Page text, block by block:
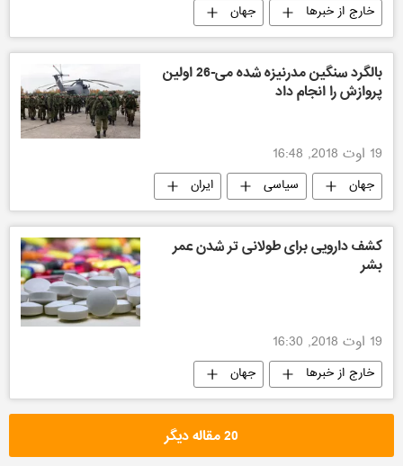
خارج از خبرها جهان
بالگرد سنگین مدرنیزه شده می-26 اولین
پروازش را انجام داد
19 اوت 2018, 16:48
جهان سیاسی
ایران
تکنولوژی نظامی
کشف دارویی برای طولانی تر شدن عمر
بشر
19 اوت 2018, 16:30
خارج از خبرها جهان
20 مقاله دیگر